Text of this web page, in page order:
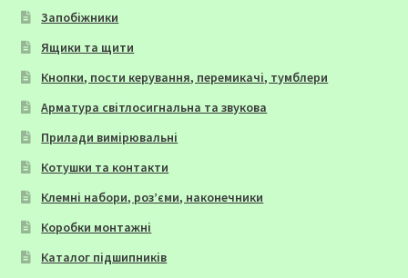
Запобіжники
Ящики та щити
Кнопки, пости керування, перемикачі, тумблери
Арматура світлосигнальна та звукова
Прилади вимірювальні
Котушки та контакти
Клемні набори, роз’єми, наконечники
Коробки монтажні
Каталог підшипників